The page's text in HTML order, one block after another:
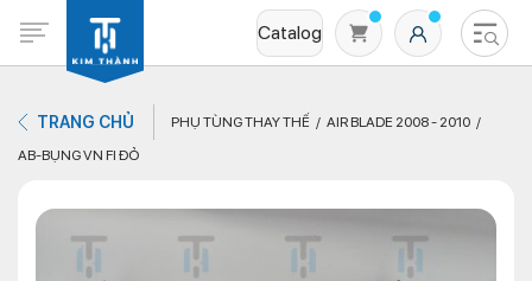
Catalog
TRANG CHỦ PHỤ TÙNG THAY THẾ
AIR BLADE 2008 - 2010
AB-BỤNG VN FI ĐỎ